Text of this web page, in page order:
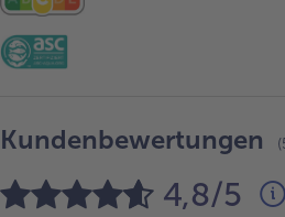
Kundenbewertungen
4,8/5